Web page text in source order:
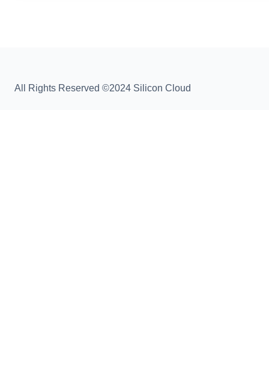
All Rights Reserved ©2024 Silicon Cloud